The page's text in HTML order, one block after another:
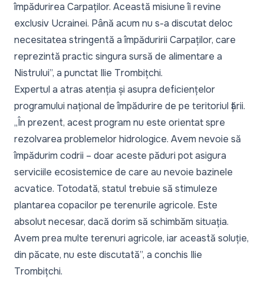
împădurirea Carpaților. Această misiune îi revine
exclusiv Ucrainei. Până acum nu s-a discutat deloc
necesitatea stringentă a împăduririi Carpaților, care
reprezintă practic singura sursă de alimentare a
Nistrului”, a punctat Ilie Trombițchi.
Expertul a atras atenția și asupra deficiențelor
programului național de împădurire de pe teritoriul țării.
„În prezent, acest program nu este orientat spre
rezolvarea problemelor hidrologice. Avem nevoie să
împădurim codrii – doar aceste păduri pot asigura
serviciile ecosistemice de care au nevoie bazinele
acvatice. Totodată, statul trebuie să stimuleze
plantarea copacilor pe terenurile agricole. Este
absolut necesar, dacă dorim să schimbăm situația.
Avem prea multe terenuri agricole, iar această soluție,
din păcate, nu este discutată”, a conchis Ilie
Trombițchi.